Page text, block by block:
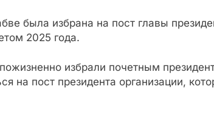
была избрана на пост главы
2025 года.
избрали почетным
на пост президента организации,